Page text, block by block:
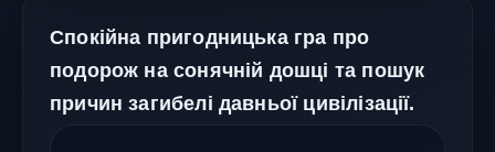
Спокійна пригодницька гра про
подорож на сонячній дошці та пошук
причин загибелі давньої цивілізації.